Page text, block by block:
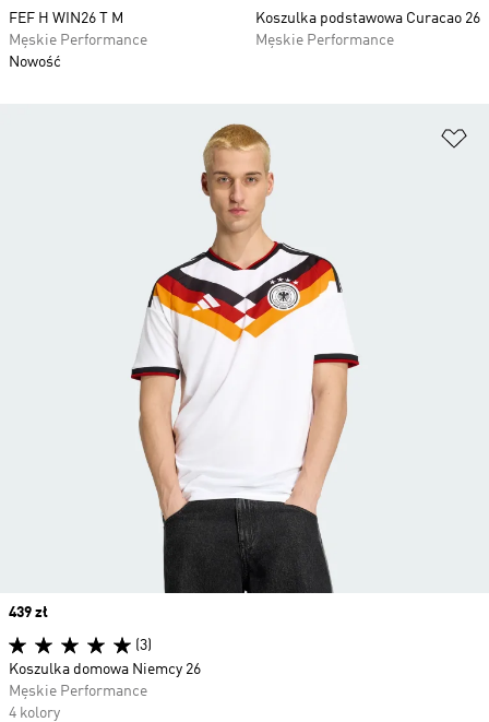
FEF H WIN26 T M
Męskie Performance
Nowość
Koszulka podstawowa Curacao 26
Męskie Performance
Price
439 zł
(3)
Koszulka domowa Niemcy 26
Męskie Performance
4 kolory